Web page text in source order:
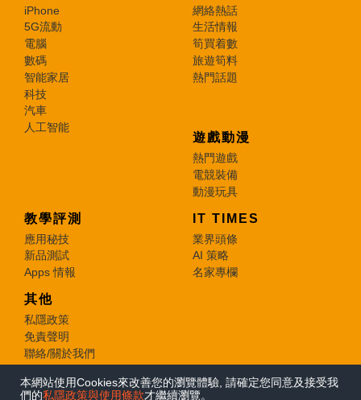
本網站使用Cookies來改善您的瀏覽體驗, 請確定您同意及接受我
們的私隱政策與使用條款才繼續瀏覽。
iPhone
5G流動
電腦
數碼
智能家居
科技
汽車
人工智能
網絡熱話
生活情報
筍買着數
旅遊筍料
熱門話題
遊戲動漫
熱門遊戲
電競裝備
動漫玩具
教學評測
應用秘技
新品測試
Apps 情報
IT TIMES
業界頭條
AI 策略
名家專欄
其他
私隱政策
免責聲明
聯絡/關於我們
© 2026 e-zone. All Rights Reserved.